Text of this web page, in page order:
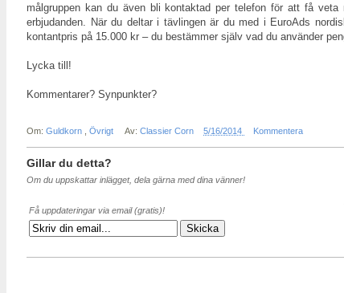
målgruppen kan du även bli kontaktad per telefon för att få veta
erbjudanden. När du deltar i tävlingen är du med i EuroAds
kontantpris på 15.000 kr – du bestämmer själv vad du använder
Lycka till!
Kommentarer? Synpunkter?
Om: Guldkorn Övrigt Av:Classier Corn 5/16/2014 Kommentera
Gillar du detta?
Om du uppskattar inlägget, dela gärna med dina vänner!
Få uppdateringar via email (gratis)!